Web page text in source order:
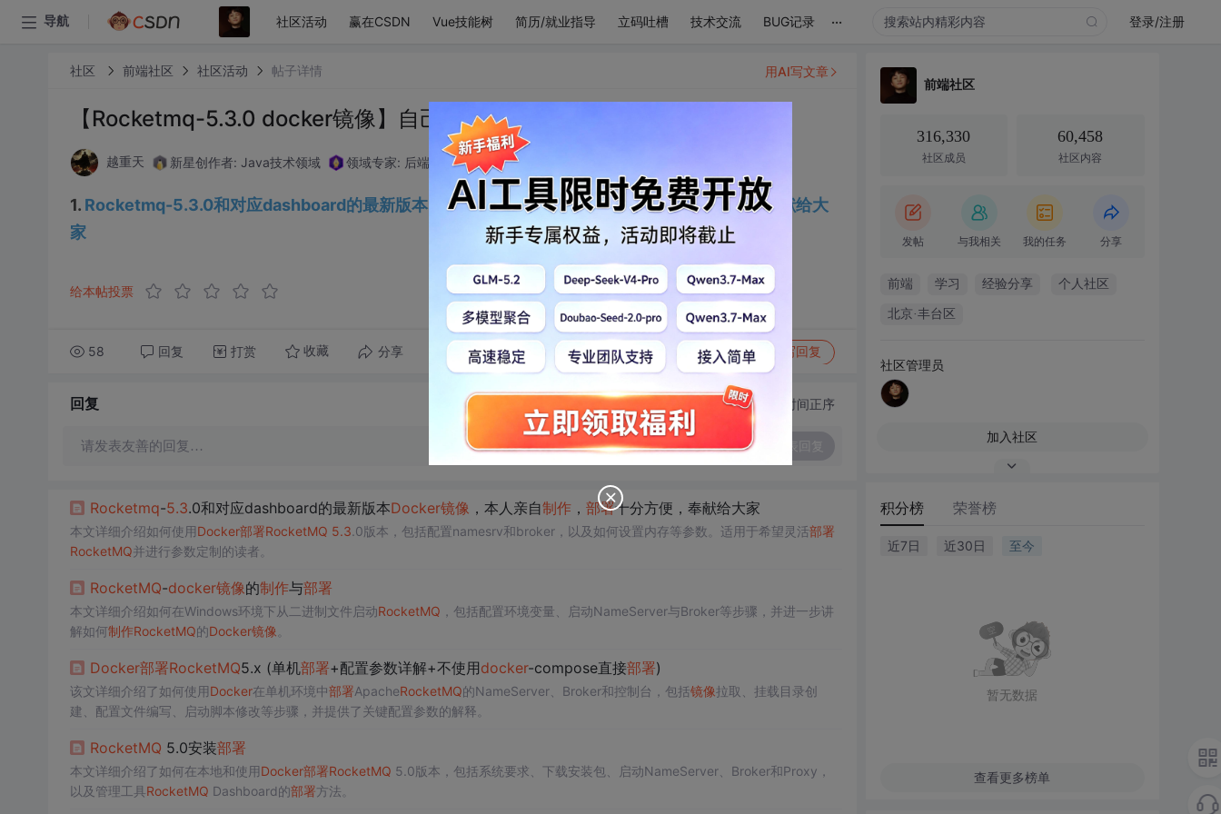
导航 社区活动 赢在CSDN Vue技能树 简历/就业指导 立码吐槽 技术交流 BUG记录 ... 登录/注册
社区 前端社区 社区活动 帖子详情
【Rocketmq-5.3.0 docker镜像】自己制作，带给你方便快捷部署
越重天 新星创作者: Java技术领域 领域专家: 后端开发技术领域
1. Rocketmq-5.3.0和对应dashboard的最新版本Docker镜像，本人亲自制作，部署十分方便，奉献给大
家
给本帖投票
58 回复 打赏 收藏 分享 转发到动态 举报 写回复
用AI写文章
回复 切换为时间正序
请发表友善的回复…
Rocketmq-5.3.0和对应dashboard的最新版本Docker镜像 ，本人亲自制作， 部署十分方便，奉献给大家
本文详细介绍如何使用Docker部署RocketMQ 5.3 .0版本，包括配置namesrv和broker，以及如何设置内存等参数。适用于希望灵活部署
RocketMQ并进行参数定制的读者。
RocketMQ-docker镜像的制作与部署
本文详细介绍如何在Windows环境下从二进制文件启动RocketMQ ，包括配置环境变量、启动NameServer与Broker等步骤，并进一步讲
解如何制作RocketMQ的Docker镜像
Docker部署RocketMQ5.x (单机部署+配置参数详解+不使用docker-compose直接部署)
该文详细介绍了如何使用Docker在单机环境中部署ApacheRocketMQ的NameServer、Broker和控制台，包括镜像拉取、挂载目录创
建、配置文件编写、启动脚本修改等步骤，并提供了关键配置参数的解释。
RocketMQ 5.0安装部署
本文详细介绍了如何在本地和使用Docker部署RocketMQ 5.0版本，包括系统要求、下载安装包、启动NameServer、Broker和Proxy，
以及管理工具RocketMQ Dashboard的部署方法。
前端社区
316,330
社区成员
60,458
社区内容
发帖 与我相关 我的任务 分享
前端 学习 经验分享 个人社区
北京·丰台区
社区管理员
加入社区
积分榜 荣誉榜
近7日 近30日 至今
暂无数据
查看更多榜单